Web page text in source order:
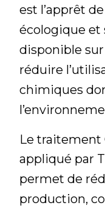
est l’apprêt
écologique
disponible
réduire
chimiques
Le traitement
appliqué par
permet de
production,